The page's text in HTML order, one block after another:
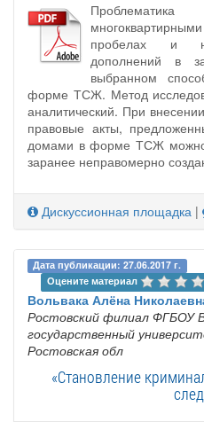
пробелах и
дополнений в
выбранном
форме ТСЖ. Метод
аналитический. При
правовые акты,
домами в форме ТСЖ можно
заранее неправомерно
Дискуссионная площадка |
Дата публикации: 27.06.2017 г.
Оцените материал
Вольвака Алёна
Ростовский филиал ФГБОУ
государственный
Ростовская обл
«Становление